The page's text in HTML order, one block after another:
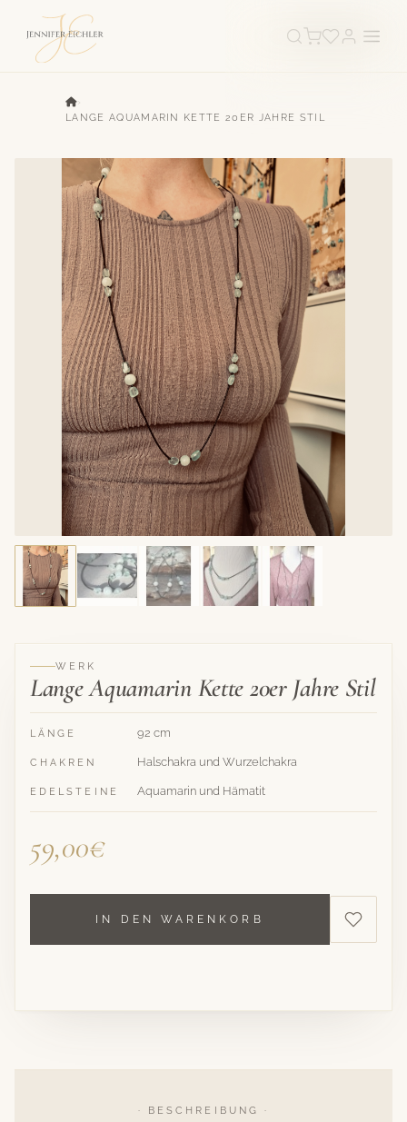
›
LANGE AQUAMARIN KETTE 20ER JAHRE STIL
WERK
Lange Aquamarin Kette 20er Jahre Stil
LÄNGE 92 cm
CHAKREN Halschakra und Wurzelchakra
EDELSTEINE Aquamarin und Hämatit
59,00€
IN DEN WARENKORB
· BESCHREIBUNG ·